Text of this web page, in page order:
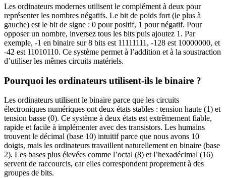
Les ordinateurs modernes utilisent le complément à deux pour
représenter les nombres négatifs. Le bit de poids fort (le plus à
gauche) est le bit de signe : 0 pour positif, 1 pour négatif. Pour
opposer un nombre, inversez tous les bits puis ajoutez 1. Par
exemple, -1 en binaire sur 8 bits est 11111111, -128 est 10000000, et
-42 est 11010110. Ce système permet à l’addition et à la soustraction
d’utiliser les mêmes circuits matériels.
Pourquoi les ordinateurs utilisent-ils le binaire ?
Les ordinateurs utilisent le binaire parce que les circuits
électroniques numériques ont deux états stables : tension haute (1) et
tension basse (0). Ce système à deux états est extrêmement fiable,
rapide et facile à implémenter avec des transistors. Les humains
trouvent le décimal (base 10) intuitif parce que nous avons 10
doigts, mais les ordinateurs travaillent naturellement en binaire (base
2). Les bases plus élevées comme l’octal (8) et l’hexadécimal (16)
servent de raccourcis, car elles correspondent proprement à des
groupes de bits.